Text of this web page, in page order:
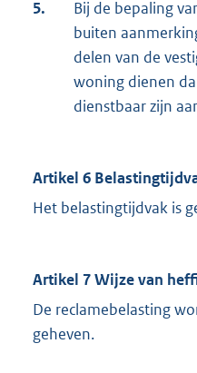
5.
Bij de bepaling
buiten
delen van de
woning dienen
dienstbaar zijn
Artikel 6
Het belastingtijdvak is
Artikel 7 Wijze van
De reclamebelasting
geheven.